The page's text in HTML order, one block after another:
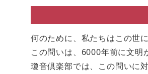
何のために、私たちはこの世
この問いは、6000年前に文明
瓊音倶楽部では、この問いに